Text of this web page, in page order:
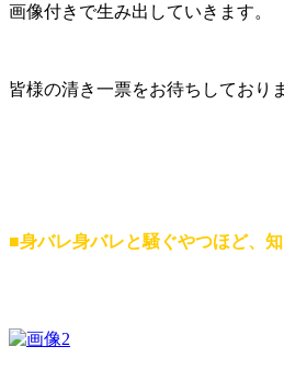
画像付きで生み出していきます。
皆様の清き一票をお待ちしており
■身バレ身バレと騒ぐやつほど、